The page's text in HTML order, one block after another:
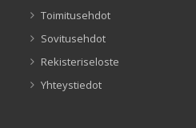
Toimitusehdot
Sovitusehdot
Rekisteriseloste
Yhteystiedot